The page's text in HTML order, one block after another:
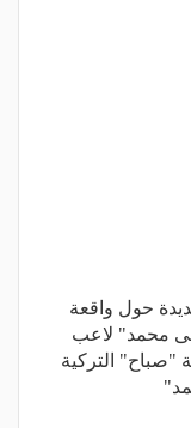
حول واقعة
محمد" لاعب
التركية